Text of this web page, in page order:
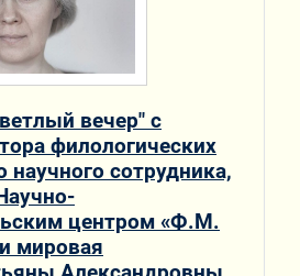
вечер" с
филологических
научного сотрудника,
центром «Ф.М.
мировая